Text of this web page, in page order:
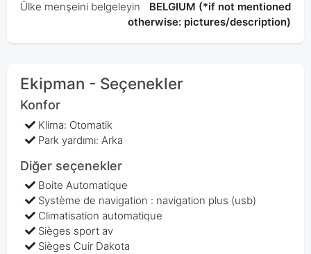
Ülke menşeini belgeleyin
BELGIUM (*if not mentioned
otherwise: pictures/description)
Ekipman - Seçenekler
Konfor
Klima: Otomatik
Park yardımı: Arka
Diğer seçenekler
Boite Automatique
Système de navigation : navigation plus (usb)
Climatisation automatique
Sièges sport av
Sièges Cuir Dakota